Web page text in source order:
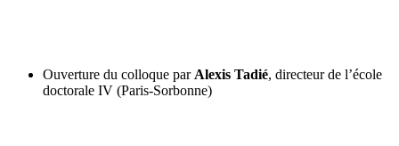
Ouverture du colloque parAlexis Tadié, directeur de l’école
doctorale IV (Paris-Sorbonne)